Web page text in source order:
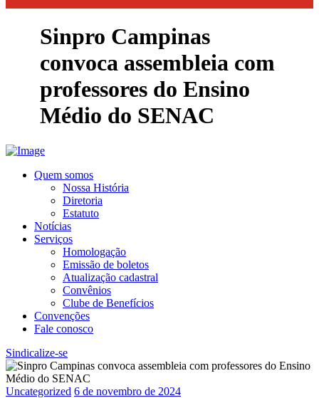
Sinpro Campinas
convoca assembleia com
professores do Ensino
Médio do SENAC
Quem somos
Nossa História
Diretoria
Estatuto
Notícias
Serviços
Homologação
Emissão de boletos
Atualização cadastral
Convênios
Clube de Benefícios
Convenções
Fale conosco
Sindicalize-se
Uncategorized 6 de novembro de 2024